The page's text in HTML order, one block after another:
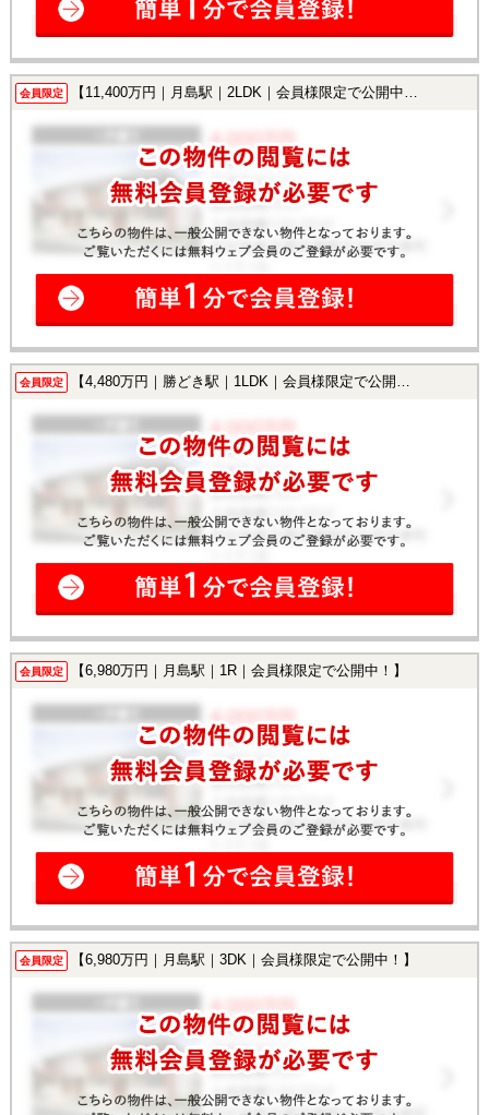
会員限定 【11,400万円｜月島駅｜2LDK｜会員様限定で公開中！】
会員限定 【4,480万円｜勝どき駅｜1LDK｜会員様限定で公開中！】
会員限定 【6,980万円｜月島駅｜1R｜会員様限定で公開中！】
会員限定 【6,980万円｜月島駅｜3DK｜会員様限定で公開中！】